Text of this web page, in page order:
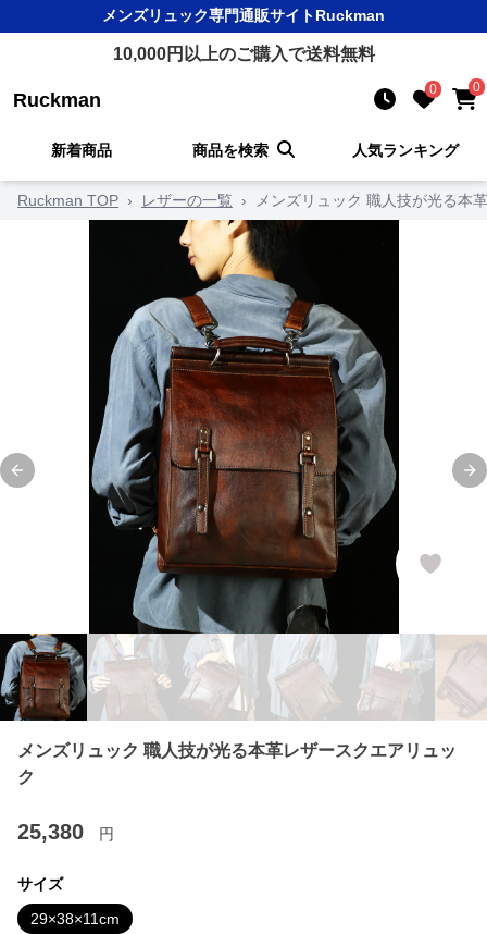
メンズリュック専門通販サイトRuckman
10,000円以上のご購入で送料無料
Ruckman 0 0
新着商品 商品を検索 人気ランキング
Ruckman TOP › レザーの一覧 › メンズリュック 職人技が光る本
Previous slide
メンズリュック 職人技が光る本革レザースクエアリュッ
ク
25,380 円
サイズ
29×38×11cm